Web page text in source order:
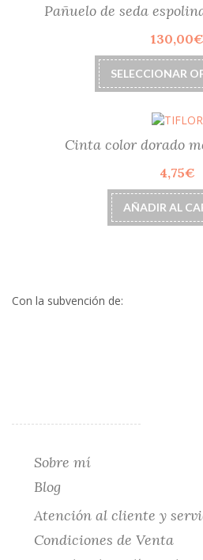
Pañuelo de seda
130,00€
SELECCIONAR
Cinta color dorado
4,75€
AÑADIR AL
Con la subvención de:
Sobre mí
Blog
Atención al cliente y
Condiciones de Venta